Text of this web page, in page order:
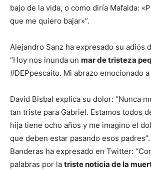
bajo de la vida, o como diría Mafalda:
que me quiero bajar»”.
Alejandro Sanz ha expresado su adiós
“Hoy nos inunda un mar de tristeza
#DEPpescaito. Mi abrazo emocionado a
David Bisbal explica su dolor: “Nunca
tan triste para Gabriel. Estamos todos
hija tiene ocho años y me imagino el
que deben estar pasando esos
Banderas ha expresado en Twitter:
palabras por la triste noticia de la